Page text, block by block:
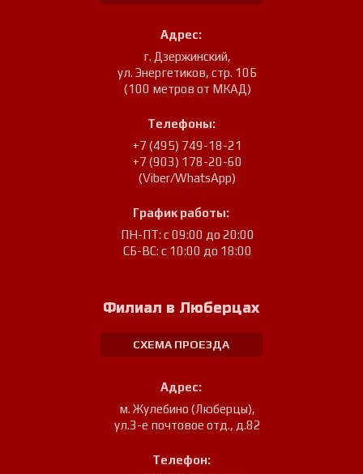
Адрес:
г. Дзержинский,
ул. Энергетиков, стр. 10Б
(100 метров от МКАД)
Телефоны:
+7 (495) 749-18-21
+7 (903) 178-20-60
(Viber/WhatsApp)
График работы:
ПН-ПТ: с 09:00 до 20:00
СБ-ВС: с 10:00 до 18:00
Филиал в Люберцах
СХЕМА ПРОЕЗДА
Адрес:
м. Жулебино (Люберцы),
ул.3-е почтовое отд., д.82
Телефон: